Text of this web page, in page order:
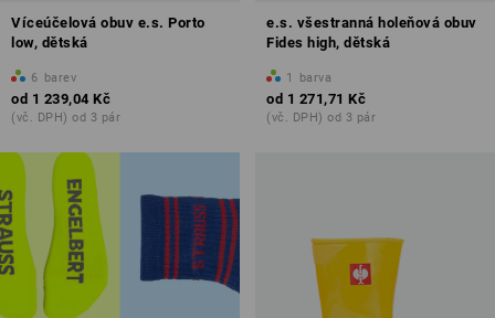
Víceúčelová obuv e.s. Porto
low, dětská
6 barev
od 1 239,04 Kč
(vč. DPH) od 3 pár
e.s. všestranná holeňová obuv
Fides high, dětská
1 barva
od 1 271,71 Kč
(vč. DPH) od 3 pár